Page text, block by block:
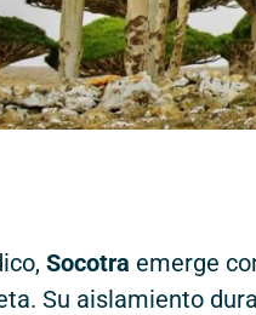
Socotra emerge
Su aislamiento